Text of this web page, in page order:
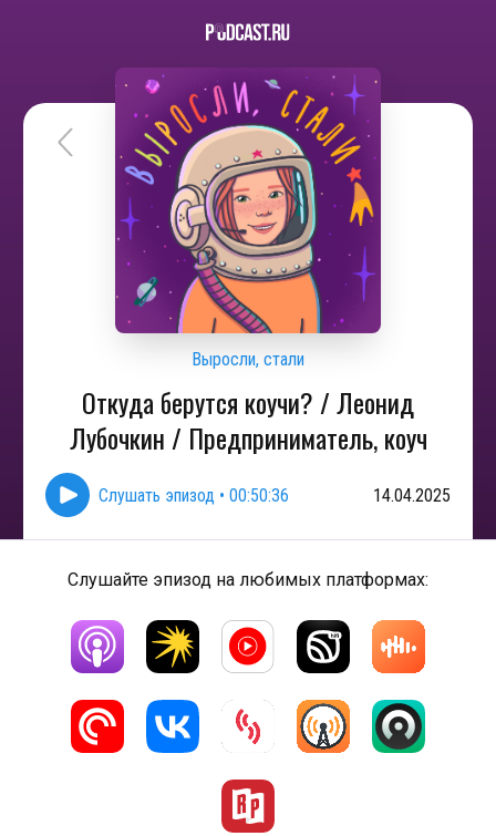
Выросли, стали
Откуда берутся коучи? / Леонид
Лубочкин / Предприниматель, коуч
Слушать эпизод • 00:50:36 14.04.2025
Слушайте эпизод на любимых платформах: